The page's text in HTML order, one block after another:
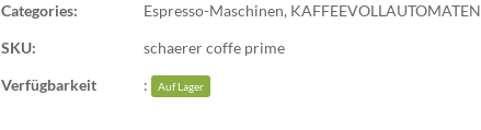
Categories: Espresso-Maschinen, KAFFEEVOLLAUTOMATEN
SKU:
schaerer coffe prime
Verfügbarkeit
: Auf Lager